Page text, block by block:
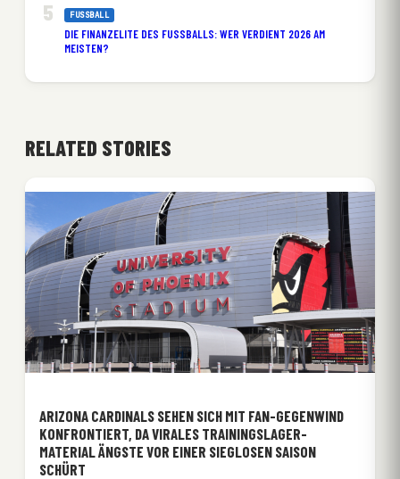
FUSSBALL
DIE FINANZELITE DES FUSSBALLS: WER VERDIENT 2026 AM M
EISTEN?
RELATED STORIES
ARIZONA CARDINALS SEHEN SICH MIT FAN-GEGENWIND
KONFRONTIERT, DA VIRALES TRAININGSLAGER-
MATERIAL ÄNGSTE VOR EINER SIEGLOSEN SAISON
SCHÜRT